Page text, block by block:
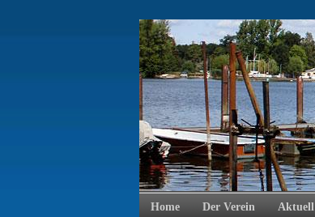
Home Der Verein Aktuell